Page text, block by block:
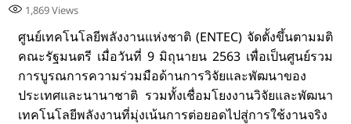
1,869Views
ศูนย์เทคโนโลยีพลังงานแห่งชาติ (ENTEC) จัดตั้งขึ้นตามมติ
คณะรัฐมนตรี เมื่อวันที่ 9 มิถุนายน 2563 เพื่อเป็นศูนย์รวม
การบูรณการความร่วมมือด้านการวิจัยและพัฒนาของ
ประเทศและนานาชาติ รวมทั้งเชื่อมโยงงานวิจัยและพัฒนา
เทคโนโลยีพลังงานที่มุ่งเน้นการต่อยอดไปสู่การใช้งานจริง